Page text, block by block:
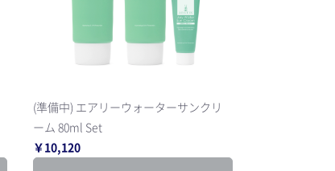
(準備中) エアリーウォーターサンクリ
ーム 80ml Set
￥10,120